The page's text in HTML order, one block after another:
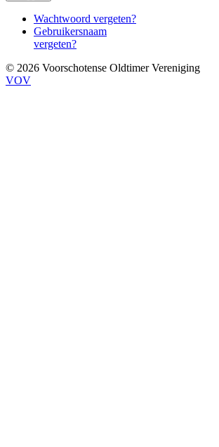
Wachtwoord vergeten?
Gebruikersnaam
vergeten?
© 2026 Voorschotense Oldtimer Vereniging
VOV